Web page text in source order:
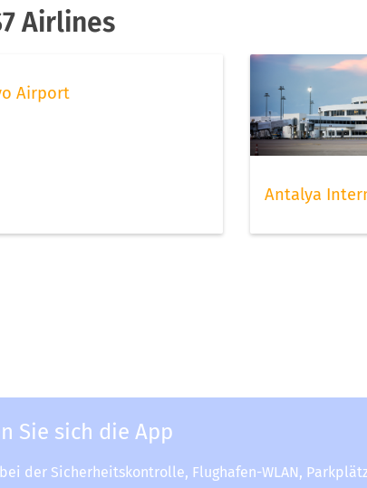
Airlines
Airport
Antalya
Sie sich die App
der Sicherheitskontrolle, Flughafen-WLAN,